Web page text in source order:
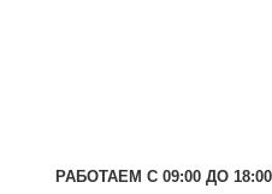
РАБОТАЕМ С 09:00 ДО 18:00